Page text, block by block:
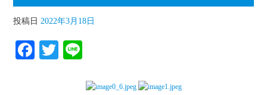
投稿日 2022年3月18日
Fa T